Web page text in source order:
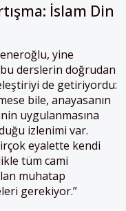
İslam Din
yine
derslerin doğrudan
de getiriyordu:
bile, anayasanın
uygulanmasına
izlenimi var.
eyalette kendi
tüm cami
muhatap
gerekiyor.”